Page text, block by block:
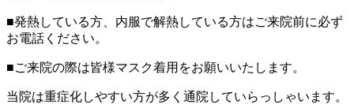
■発熱している方、内服で解熱している方はご来院前に必ず
お電話ください。
■ご来院の際は皆様マスク着用をお願いいたします。
当院は重症化しやすい方が多く通院していらっしゃいます。